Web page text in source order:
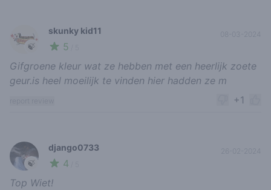
🍃
skunky kid11
5
08-03-2024
Gifgroene kleur wat ze hebben met een heerlijk zoete
geur.is heel moeilijk te vinden hier hadden ze m
+1
🍃
django0733
4
Top Wiet!